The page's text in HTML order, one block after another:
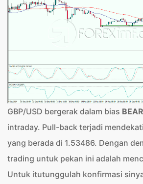
GBP/USD bergerak dalam bias
intraday. Pull-back terjadi
yang berada di 1.53486. Dengan
trading untuk pekan ini adalah
Untuk itutunggulah konfirmasi